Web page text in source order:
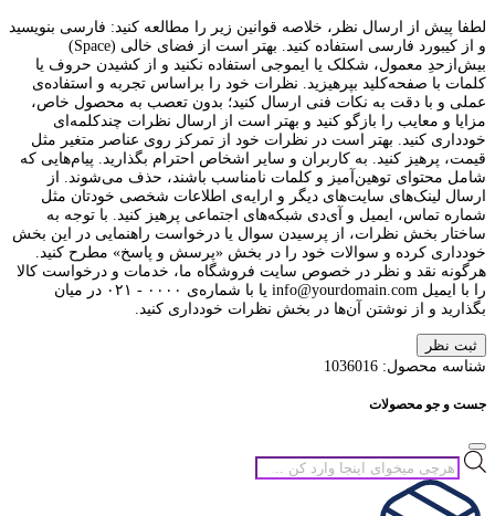
لطفا پیش از ارسال نظر، خلاصه قوانین زیر را مطالعه کنید: فارسی بنویسید
و از کیبورد فارسی استفاده کنید. بهتر است از فضای خالی (Space)
بیش‌از‌حدِ معمول، شکلک یا ایموجی استفاده نکنید و از کشیدن حروف یا
کلمات با صفحه‌کلید بپرهیزید. نظرات خود را براساس تجربه و استفاده‌ی
عملی و با دقت به نکات فنی ارسال کنید؛ بدون تعصب به محصول خاص،
مزایا و معایب را بازگو کنید و بهتر است از ارسال نظرات چندکلمه‌‌ای
خودداری کنید. بهتر است در نظرات خود از تمرکز روی عناصر متغیر مثل
قیمت، پرهیز کنید. به کاربران و سایر اشخاص احترام بگذارید. پیام‌هایی که
شامل محتوای توهین‌آمیز و کلمات نامناسب باشند، حذف می‌شوند. از
ارسال لینک‌های سایت‌های دیگر و ارایه‌ی اطلاعات شخصی خودتان مثل
شماره تماس، ایمیل و آی‌دی شبکه‌های اجتماعی پرهیز کنید. با توجه به
ساختار بخش نظرات، از پرسیدن سوال یا درخواست راهنمایی در این بخش
خودداری کرده و سوالات خود را در بخش «پرسش و پاسخ» مطرح کنید.
هرگونه نقد و نظر در خصوص سایت فروشگاه ما، خدمات و درخواست کالا
را با ایمیل info@yourdomain.com یا با شماره‌ی ۰۰۰۰ - ۰۲۱ در میان
بگذارید و از نوشتن آن‌ها در بخش نظرات خودداری کنید.
ثبت نظر
شناسه محصول: 1036016
جست و جو محصولات
جستجوی
محصولات